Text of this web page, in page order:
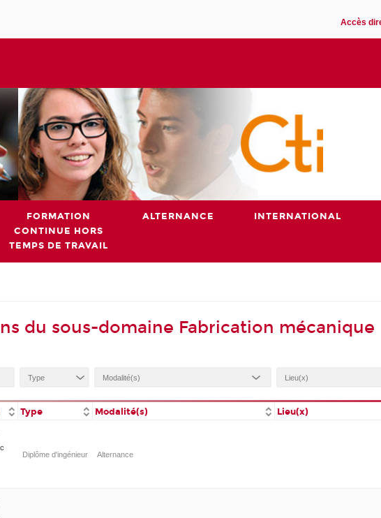
Accès
FORMATION
CONTINUE HORS
TEMPS DE TRAVAIL
ALTERNANCE INTERNATIONAL
du sous-domaine Fabrication mécanique
Type Modalité(s) Lieu(x)
Diplôme d'ingénieur Alternance